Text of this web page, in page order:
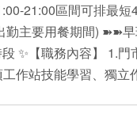
21:00區間可排最
勤主要用餐期間) ➽➽
✨【職務內容】 1.門
作站技能學習、獨立